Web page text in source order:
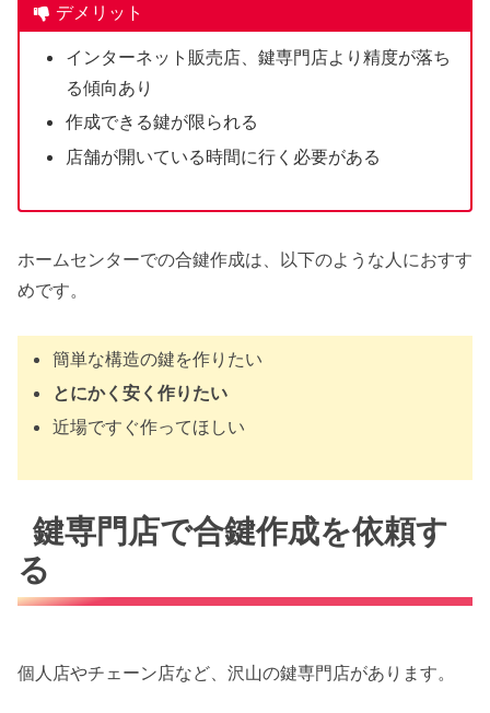
デメリット
インターネット販売店、鍵専門店より精度が落ち
る傾向あり
作成できる鍵が限られる
店舗が開いている時間に行く必要がある
ホームセンターでの合鍵作成は、以下のような人におすす
めです。
簡単な構造の鍵を作りたい
とにかく安く作りたい
近場ですぐ作ってほしい
鍵専門店で合鍵作成を依頼す
る
個人店やチェーン店など、沢山の鍵専門店があります。